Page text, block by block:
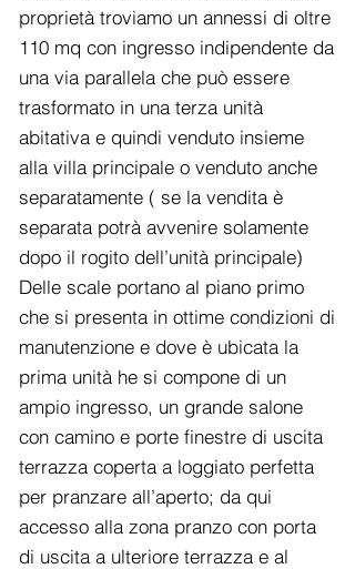
proprietà troviamo un annessi di oltre
110 mq con ingresso indipendente da
una via parallela che può essere
trasformato in una terza unità
abitativa e quindi venduto insieme
alla villa principale o venduto anche
separatamente ( se la vendita è
separata potrà avvenire solamente
dopo il rogito dell’unità principale)
Delle scale portano al piano primo
che si presenta in ottime condizioni di
manutenzione e dove è ubicata la
prima unità he si compone di un
ampio ingresso, un grande salone
con camino e porte finestre di uscita
terrazza coperta a loggiato perfetta
per pranzare all’aperto; da qui
accesso alla zona pranzo con porta
di uscita a ulteriore terrazza e al